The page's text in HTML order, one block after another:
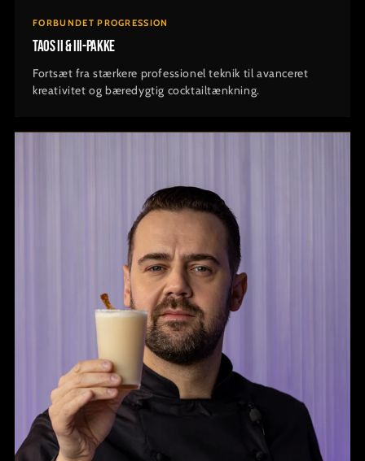
FORBUNDET PROGRESSION
TAOS II & III-pakke
Fortsæt fra stærkere professionel teknik til avanceret
kreativitet og bæredygtig cocktailtænkning.